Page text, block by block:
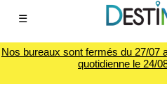
☰
Nos bureaux sont fermés du 27/07
quotidienne le 24/